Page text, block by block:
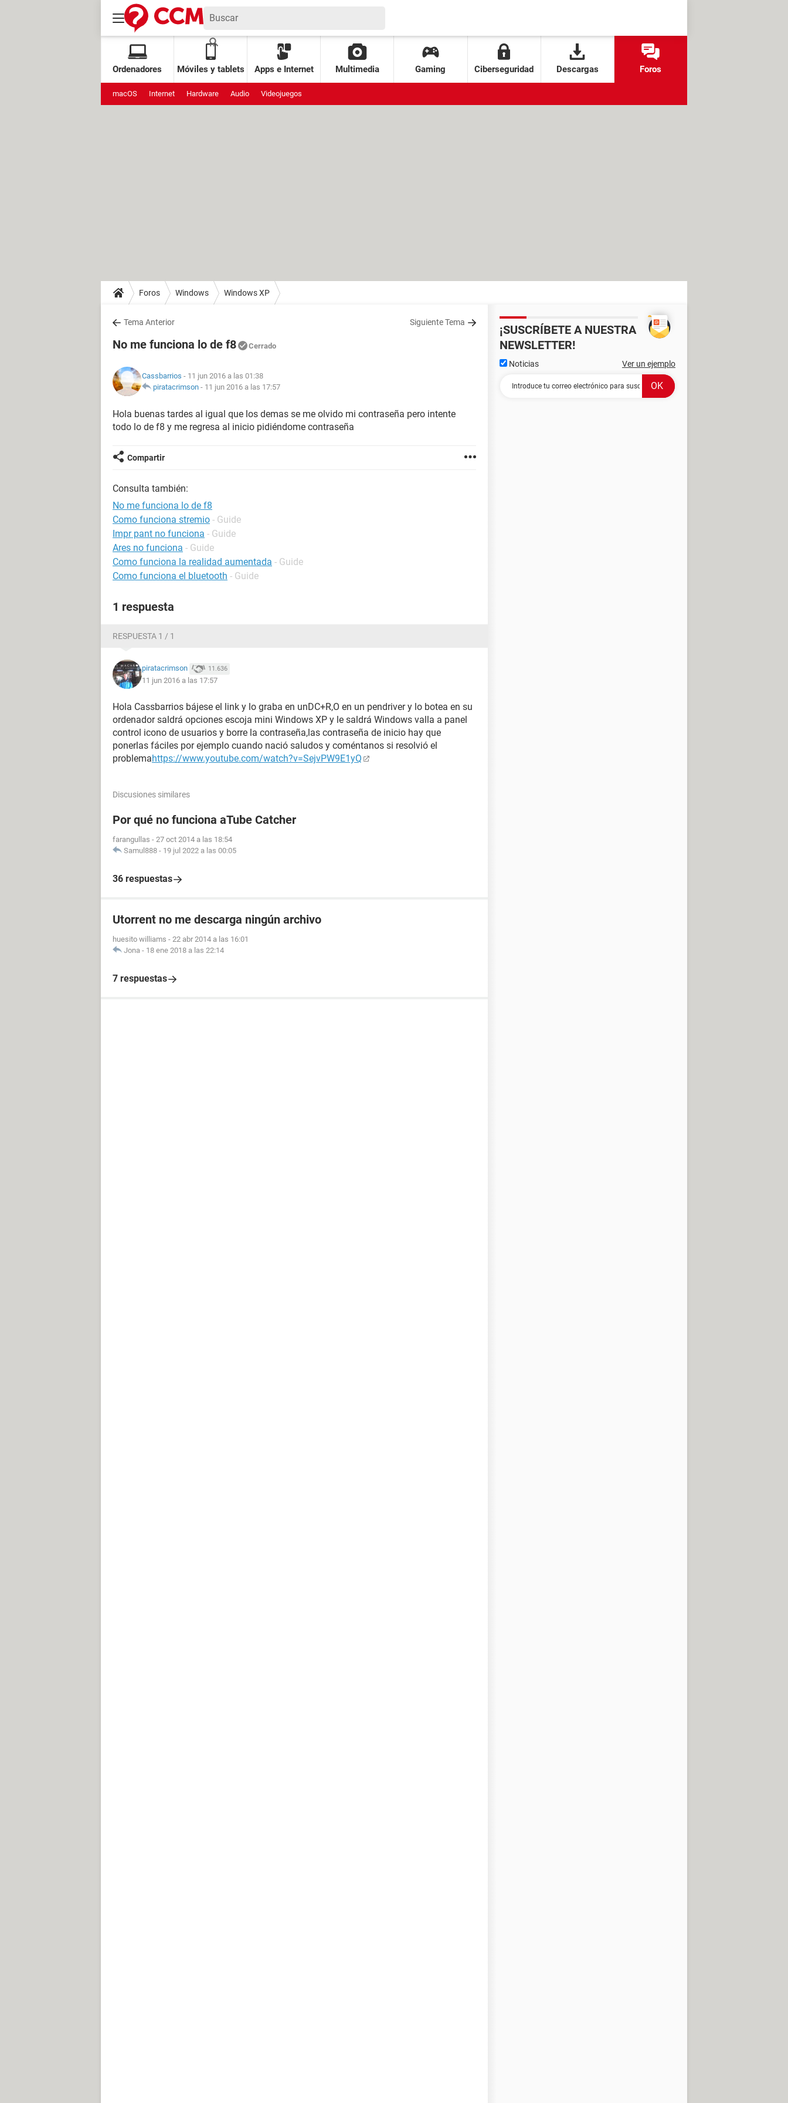
Ordenadores Móviles y tablets Apps e Internet Multimedia Gaming Ciberseguridad Descargas Foros
macOS Internet Hardware Audio Videojuegos
Foros Windows Windows XP
Tema Anterior Siguiente Tema
No me funciona lo de f8 Cerrado
Cassbarrios - 11 jun 2016 a las 01:38
piratacrimson - 11 jun 2016 a las 17:57
Hola buenas tardes al igual que los demas se me olvido mi contraseña pero intente
todo lo de f8 y me regresa al inicio pidiéndome contraseña
Compartir
Consulta también:
No me funciona lo de f8
Como funciona stremio - Guide
Impr pant no funciona - Guide
Ares no funciona - Guide
Como funciona la realidad aumentada - Guide
Como funciona el bluetooth - Guide
1 respuesta
RESPUESTA 1 / 1
piratacrimson 11.636
11 jun 2016 a las 17:57
Hola Cassbarrios bájese el link y lo graba en unDC+R,O en un pendriver y lo botea en su
ordenador saldrá opciones escoja mini Windows XP y le saldrá Windows valla a panel
control icono de usuarios y borre la contraseña,las contraseña de inicio hay que
ponerlas fáciles por ejemplo cuando nació saludos y coméntanos si resolvió el
problemahttps://www.youtube.com/watch?v=SejvPW9E1yQ
Discusiones similares
Por qué no funciona aTube Catcher
farangullas - 27 oct 2014 a las 18:54
Samul888 - 19 jul 2022 a las 00:05
36 respuestas
Utorrent no me descarga ningún archivo
huesito williams - 22 abr 2014 a las 16:01
Jona - 18 ene 2018 a las 22:14
7 respuestas
¡SUSCRÍBETE A NUESTRA
NEWSLETTER!
Noticias Ver un ejemplo